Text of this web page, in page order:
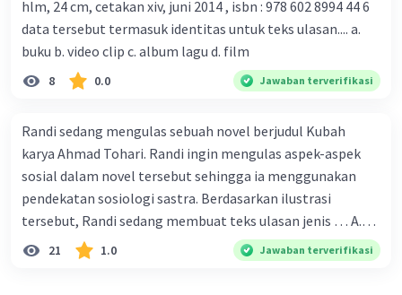
corona yang menjadi masalah besar bagi kesehatan dunia
karena persebarannya sangat cepat. C. Masyarakat perlu
mawas diri dan menjaga kesehatan dalam menghadapi
serangan virus corona yang mulai menyebar di Indonesia,
D. Virus corona menjadi masalah besar bagi kesehatan
hlm, 24 cm, cetakan xiv, juni 2014 , isbn : 978 602 8994 44 6
data tersebut termasuk identitas untuk teks ulasan.... a.
buku b. video clip c. album lagu d. film
8 0.0 Jawaban terverifikasi
Randi sedang mengulas sebuah novel berjudul Kubah
karya Ahmad Tohari. Randi ingin mengulas aspek-aspek
sosial dalam novel tersebut sehingga ia menggunakan
pendekatan sosiologi sastra. Berdasarkan ilustrasi
tersebut, Randi sedang membuat teks ulasan jenis … A.
deskriptif B. objektif C. informatif D. kritis
21 1.0 Jawaban terverifikasi